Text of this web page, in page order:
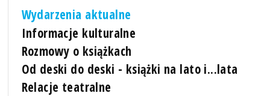
Wydarzenia aktualne
Informacje kulturalne
Rozmowy o książkach
Od deski do deski - książki na lato i...lata
Relacje teatralne